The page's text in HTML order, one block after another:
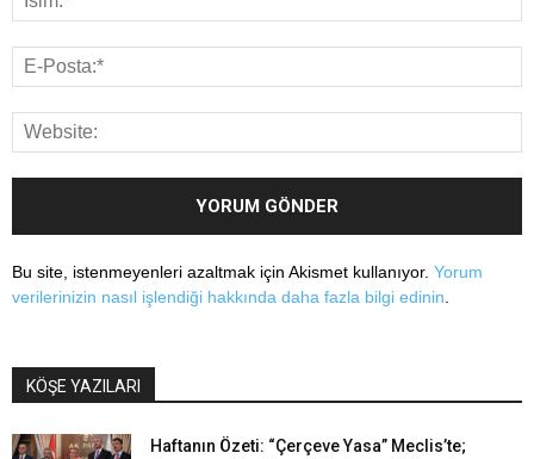
Bu site, istenmeyenleri azaltmak için Akismet kullanıyor. Yorum
verilerinizin nasıl işlendiği hakkında daha fazla bilgi edinin.
KÖŞE YAZILARI
Haftanın Özeti: “Çerçeve Yasa” Meclis’te;